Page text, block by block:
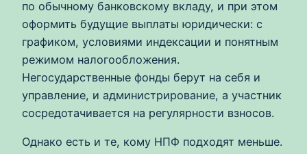
по обычному банковскому вкладу, и при этом
оформить будущие выплаты юридически: с
графиком, условиями индексации и понятным
режимом налогообложения.
Негосударственные фонды берут на себя и
управление, и администрирование, а участник
сосредотачивается на регулярности взносов.
Однако есть и те, кому НПФ подходят меньше.